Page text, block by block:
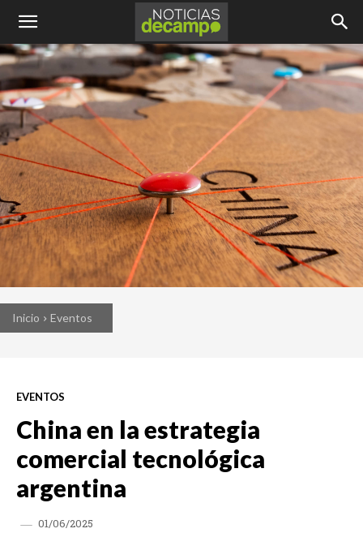
Inicio Eventos
EVENTOS
China en la estrategia
comercial tecnológica
argentina
01/06/2025